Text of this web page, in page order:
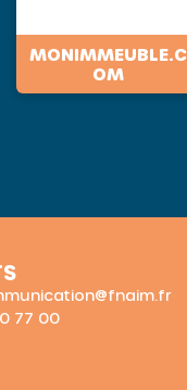
MONIMMEUBLE.C
OM
77 00